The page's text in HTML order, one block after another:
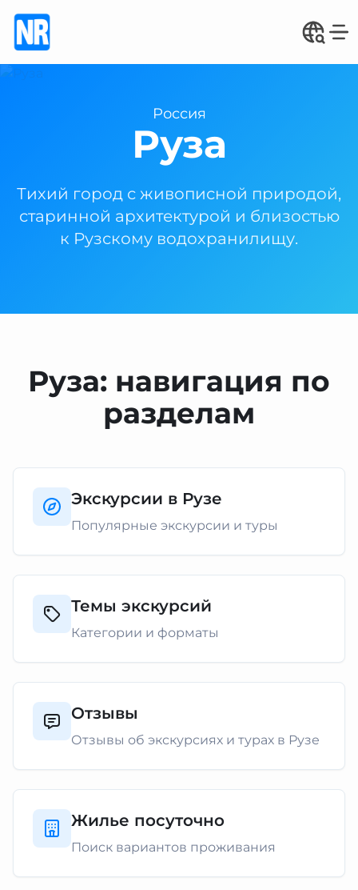
Россия
Руза
Тихий город с живописной природой,
старинной архитектурой и близостью
к Рузскому водохранилищу.
Руза: навигация по
разделам
Экскурсии в Рузе
Популярные экскурсии и туры
Темы экскурсий
Категории и форматы
Отзывы
Отзывы об экскурсиях и турах в Рузе
Жилье посуточно
Поиск вариантов проживания